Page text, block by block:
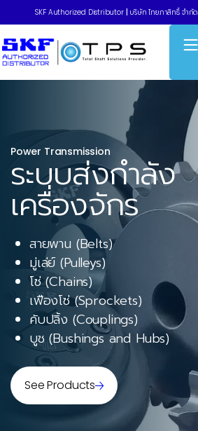
SKF Authorized Distributor บริษัท ไทยภาสิทธิ์ จำกัด
Power Transmission
ระบบส่งกำลัง
เครื่องจักร
สายพาน (Belts)
มู่เล่ย์ (Pulleys)
โซ่ (Chains)
เฟืองโซ่ (Sprockets)
คับปลิ้ง (Couplings)
บูช (Bushings and Hubs)
See Products